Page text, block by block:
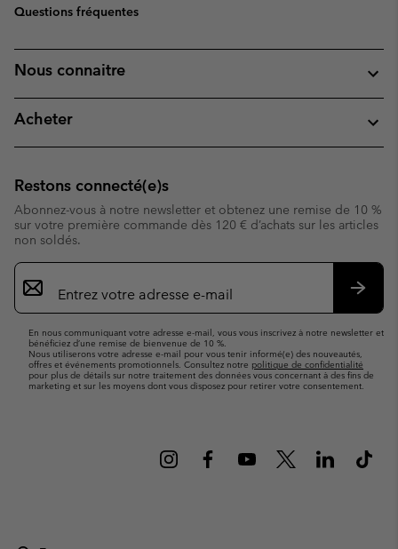
Questions fréquentes
Nous connaitre
Acheter
Restons connecté(e)s
Abonnez-vous à notre newsletter et obtenez une remise de 10 %
sur votre première commande dès 120 € d’achats sur les articles
non soldés.
Inscription
par
e-
En nous communiquant votre adresse e-mail, vous vous inscrivez à notre newsletter et
bénéficiez d’une remise de bienvenue de 10 %.
Nous utiliserons votre adresse e-mail pour vous tenir informé(e) des nouveautés,
offres et événements promotionnels. Consultez notre politique de confidentialité
pour plus de détails sur notre traitement des données vous concernant à des fins de
marketing et sur les moyens dont vous disposez pour retirer votre consentement.